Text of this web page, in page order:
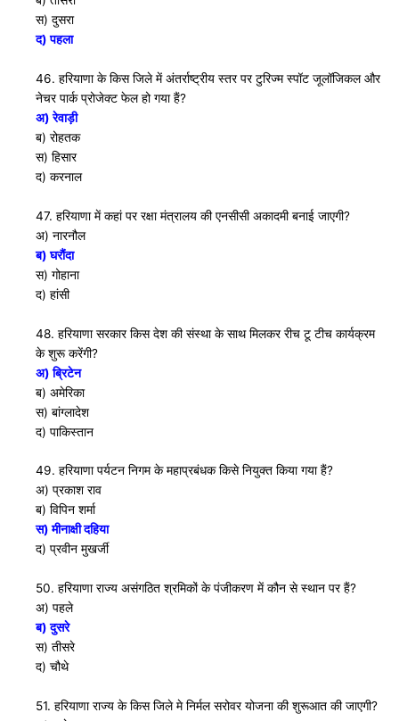
स) दुसरा
द) पहला
46. हरियाणा के किस जिले में अंतर्राष्ट्रीय स्तर पर टुरिज्म स्पाॅट जूलाॅजिकल और
नेचर पार्क प्रोजेक्ट फेल हो गया हैं?
अ) रेवाड़ी
ब) रोहतक
स) हिसार
द) करनाल
47. हरियाणा में कहां पर रक्षा मंत्रालय की एनसीसी अकादमी बनाई जाएगी?
अ) नारनौल
ब) घरौंदा
स) गोहाना
द) हांसी
48. हरियाणा सरकार किस देश की संस्था के साथ मिलकर रीच टू टीच कार्यक्रम
के शुरू करेंगी?
अ) ब्रिटेन
ब) अमेरिका
स) बांग्लादेश
द) पाकिस्तान
49. हरियाणा पर्यटन निगम के महाप्रबंधक किसे नियुक्त किया गया हैं?
अ) प्रकाश राव
ब) विपिन शर्मा
स) मीनाक्षी दहिया
द) प्रवीन मुखर्जी
50. हरियाणा राज्य असंगठित श्रमिकों के पंजीकरण में कौन से स्थान पर हैं?
अ) पहले
ब) दुसरे
स) तीसरे
द) चौथे
51. हरियाणा राज्य के किस जिले मे निर्मल सरोवर योजना की शुरूआत की जाएगी?